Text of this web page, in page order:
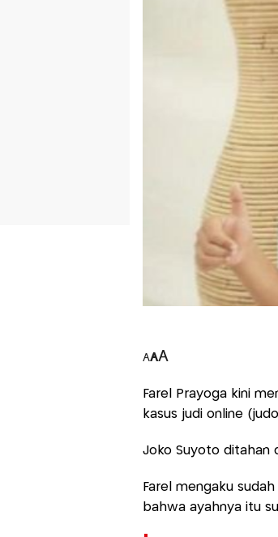
AAA
Farel Prayoga kini
kasus judi online
Joko Suyoto ditahan
Farel mengaku
bahwa ayahnya itu